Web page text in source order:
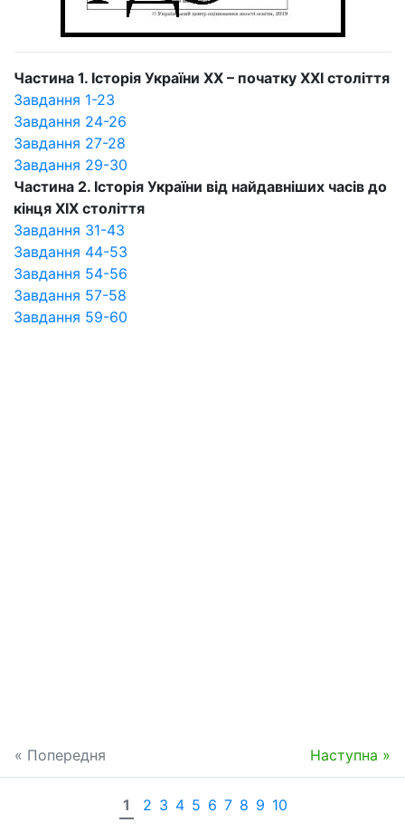
Частина 1. Історія України ХХ – початку ХХІ століття
Завдання 1-23
Завдання 24-26
Завдання 27-28
Завдання 29-30
Частина 2. Історія України від найдавніших часів до
кінця ХІХ століття
Завдання 31-43
Завдання 44-53
Завдання 54-56
Завдання 57-58
Завдання 59-60
« Попередня Наступна »
1 2 3 4 5 6 7 8 9 10